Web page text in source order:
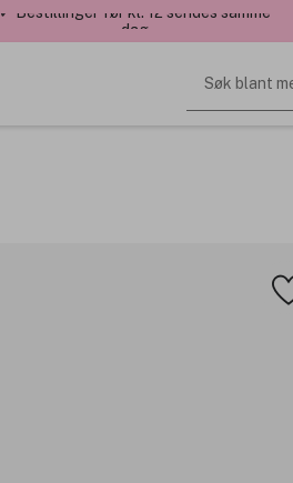
✓ Bestillinger før kl. 12 sendes samme
dag
Søk blant